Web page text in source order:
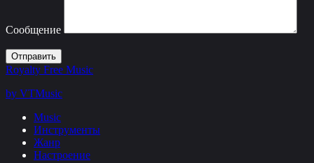
Сообщение
Royalty Free Music
by VTMusic
Music
Инструменты
Жанр
Настроение